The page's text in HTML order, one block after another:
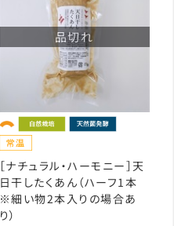
品切れ
［ナチュラル・ハーモニー］天
日干したくあん（ハーフ1本
※細い物2本入りの場合あ
り）